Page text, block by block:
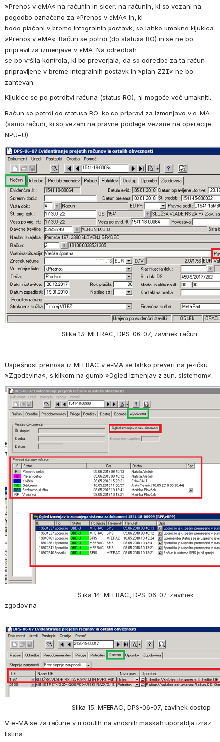
»Prenos v eMA« na računih in sicer: na računih, ki so vezani na
pogodbo označeno za »Prenos v eMA« in, ki
bodo plačani v breme integralnih postavk, se lahko umakne kljukica
»Prenos v eMA«. Račun se potrdi (do statusa RO) in se ne bo
pripravil za izmenjave v eMA. Na odredbah
se bo vršila kontrola, ki bo preverjala, da so odredbe za ta račun
pripravljene v breme integralnih postavk in »plan ZZI« ne bo
zahtevan.
Kljukice se po potrditvi računa (status RO), ni mogoče več umakniti.
Račun se potrdi do statusa RO, ko se pripravi za izmenjavo v e-MA
(samo računi, ki so vezani na pravne podlage vezane na operacije
NPU=U).
Slika 13: MFERAC, DPS-06-07, zavihek račun
Uspešnost prenosa iz MFERAC v e-MA se lahko preveri na jezičku
»Zgodovina«, s klikom na gumb »Ogled izmenjav z zun. sistemom«.
Slika 14: MFERAC, DPS-06-07, zavihek
zgodovina
Slika 15: MFERAC, DPS-06-07, zavihek dostop
V e-MA se za račune v modulih na vnosnih maskah uporablja izraz
listina.